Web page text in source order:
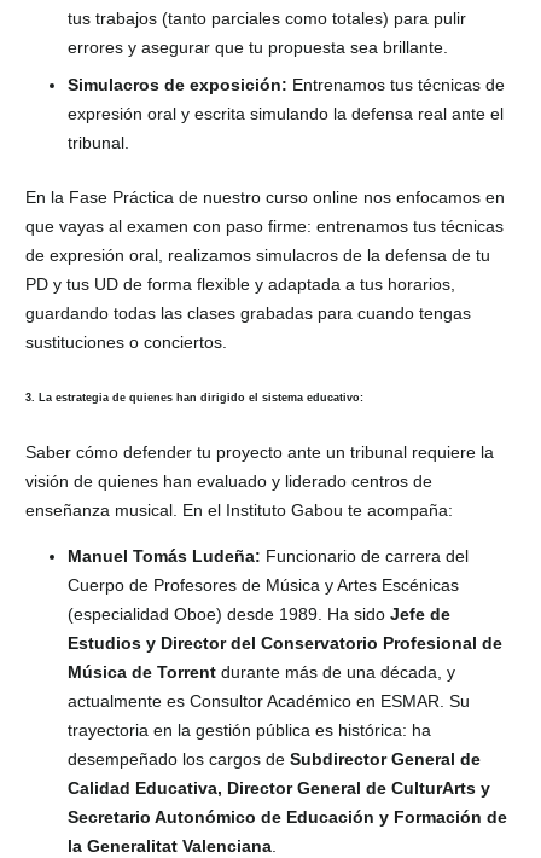
tus trabajos (tanto parciales como totales) para pulir
errores y asegurar que tu propuesta sea brillante.
Simulacros de exposición: Entrenamos tus técnicas de
expresión oral y escrita simulando la defensa real ante el
tribunal.
En la Fase Práctica de nuestro curso online nos enfocamos en
que vayas al examen con paso firme: entrenamos tus técnicas
de expresión oral, realizamos simulacros de la defensa de tu
PD y tus UD de forma flexible y adaptada a tus horarios,
guardando todas las clases grabadas para cuando tengas
sustituciones o conciertos.
3. La estrategia de quienes han dirigido el sistema educativo:
Saber cómo defender tu proyecto ante un tribunal requiere la
visión de quienes han evaluado y liderado centros de
enseñanza musical. En el Instituto Gabou te acompaña:
Manuel Tomás Ludeña: Funcionario de carrera del
Cuerpo de Profesores de Música y Artes Escénicas
(especialidad Oboe) desde 1989. Ha sido Jefe de
Estudios y Director del Conservatorio Profesional de
Música de Torrent durante más de una década, y
actualmente es Consultor Académico en ESMAR. Su
trayectoria en la gestión pública es histórica: ha
desempeñado los cargos de Subdirector General de
Calidad Educativa, Director General de CulturArts y
Secretario Autonómico de Educación y Formación de
la Generalitat Valenciana.